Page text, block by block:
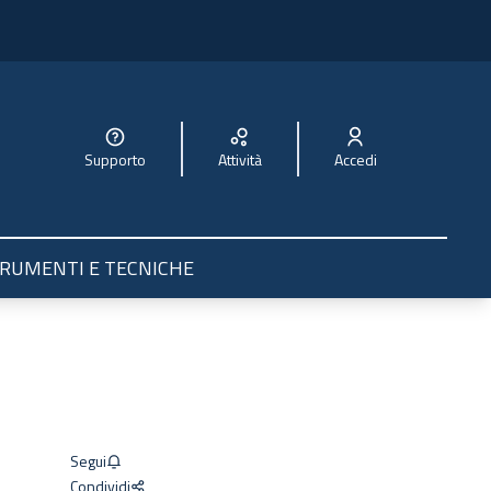
Supporto Attività Accedi
E TECNICHE
Segui
Condividi